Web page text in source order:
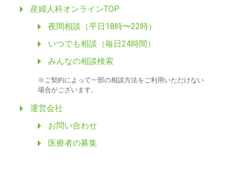
産婦人科オンラインTOP
夜間相談（平日18時〜22時）
いつでも相談（毎日24時間）
みんなの相談検索
※ご契約によって一部の相談方法をご利用いただけない
場合がございます。
運営会社
お問い合わせ
医療者の募集